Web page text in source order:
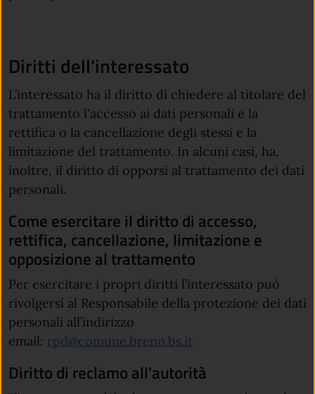
Diritti dell'interessato
L’interessato ha il diritto di chiedere al titolare del
trattamento l'accesso ai dati personali e la
rettifica o la cancellazione degli stessi e la
limitazione del trattamento. In alcuni casi, ha,
inoltre, il diritto di opporsi al trattamento dei dati
personali.
Come esercitare il diritto di accesso,
rettifica, cancellazione, limitazione e
opposizione al trattamento
Per esercitare i propri diritti l’interessato può
rivolgersi al Responsabile della protezione dei dati
personali all’indirizzo
email: rpd@comune.breno.bs.it
Diritto di reclamo all'autorità